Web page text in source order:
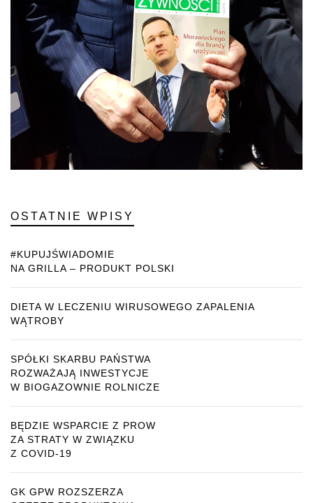
OSTATNIE WPISY
#KUPUJŚWIADOMIE
NA GRILLA – PRODUKT POLSKI
DIETA W LECZENIU WIRUSOWEGO ZAPALENIA
WĄTROBY
SPÓŁKI SKARBU PAŃSTWA
ROZWAŻAJĄ INWESTYCJE
W BIOGAZOWNIE ROLNICZE
BĘDZIE WSPARCIE Z PROW
ZA STRATY W ZWIĄZKU
Z COVID-19
GK GPW ROZSZERZA